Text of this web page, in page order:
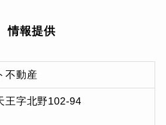
情報提供
不動産
王字北野102-94